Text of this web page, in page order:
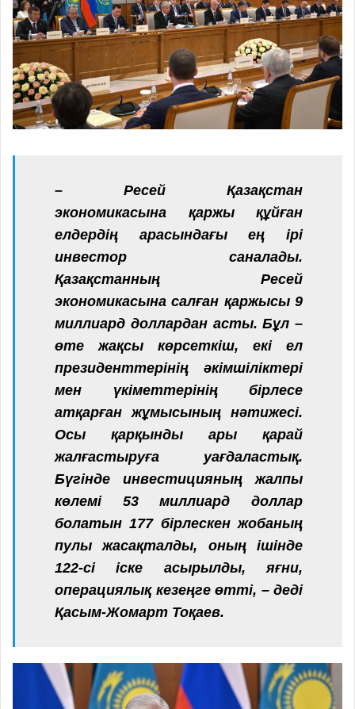
– Ресей Қазақстан
экономикасына қаржы құйған
елдердің арасындағы ең ірі
инвестор саналады.
Қазақстанның Ресей
экономикасына салған қаржысы 9
миллиард доллардан асты. Бұл –
өте жақсы көрсеткіш, екі ел
президенттерінің әкімшіліктері
мен үкіметтерінің бірлесе
атқарған жұмысының нәтижесі.
Осы қарқынды ары қарай
жалғастыруға уағдаластық.
Бүгінде инвестицияның жалпы
көлемі 53 миллиард доллар
болатын 177 бірлескен жобаның
пулы жасақталды, оның ішінде
122-сі іске асырылды, яғни,
операциялық кезеңге өтті, – деді
Қасым-Жомарт Тоқаев.